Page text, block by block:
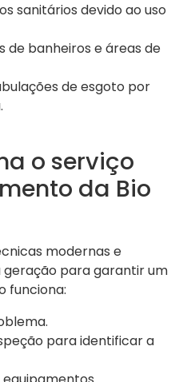
sanitários devido ao uso
de banheiros e áreas de
de esgoto por
o serviço
da Bio
modernas e
para garantir um
funciona:
para identificar a